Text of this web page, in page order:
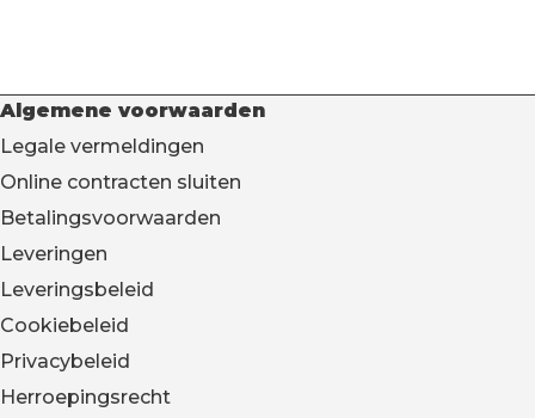
Algemene voorwaarden
Legale vermeldingen
Online contracten sluiten
Betalingsvoorwaarden
Leveringen
Leveringsbeleid
Cookiebeleid
Privacybeleid
Herroepingsrecht